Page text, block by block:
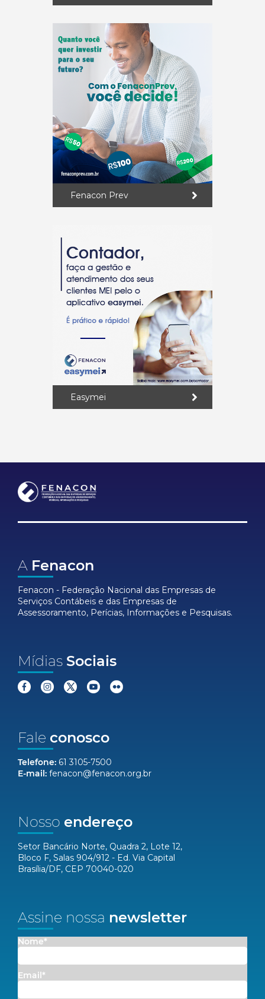
Fenacon Prev
Easymei
A Fenacon
Fenacon - Federação Nacional das Empresas de
Serviços Contábeis e das Empresas de
Assessoramento, Perícias, Informações e Pesquisas.
Mídias Sociais
Fale conosco
Telefone: 61 3105-7500
E-mail: fenacon@fenacon.org.br
Nosso endereço
Setor Bancário Norte, Quadra 2, Lote 12,
Bloco F, Salas 904/912 - Ed. Via Capital
Brasília/DF, CEP 70040-020
Assine nossa newsletter
Nome*
Email*